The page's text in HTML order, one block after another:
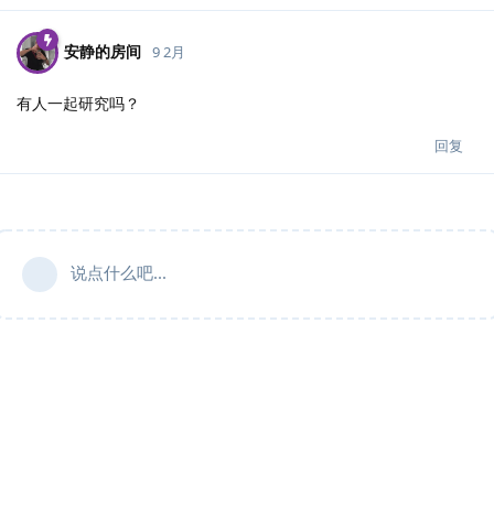
安静的房间 9 2月
有人一起研究吗？
回复
说点什么吧...